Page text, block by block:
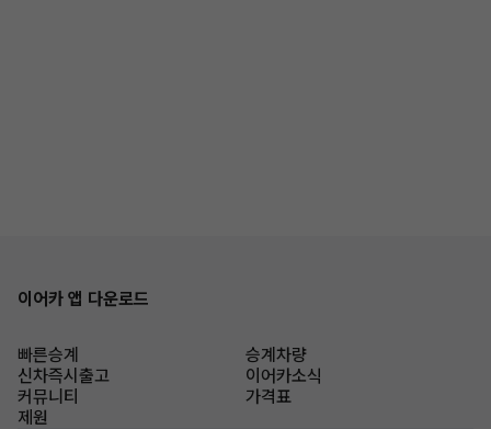
이어카 앱 다운로드
빠른승계
승계차량
신차즉시출고
이어카소식
커뮤니티
가격표
제원